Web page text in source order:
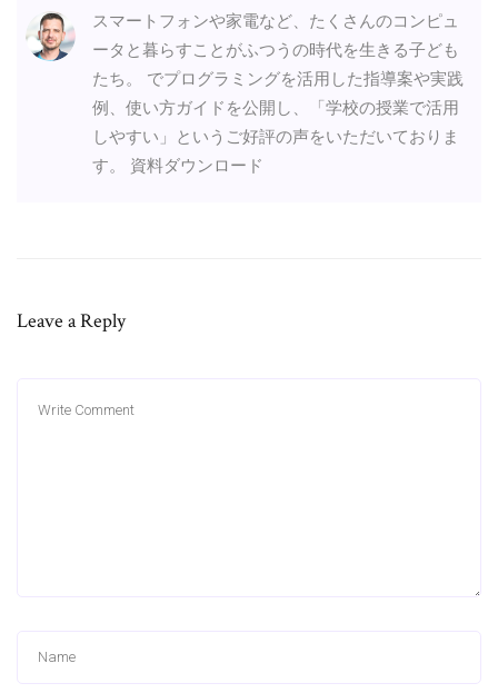
スマートフォンや家電など、たくさんのコンピュ
ータと暮らすことがふつうの時代を生きる子ども
たち。 でプログラミングを活用した指導案や実践
例、使い方ガイドを公開し、「学校の授業で活用
しやすい」というご好評の声をいただいておりま
す。 資料ダウンロード
Leave a Reply